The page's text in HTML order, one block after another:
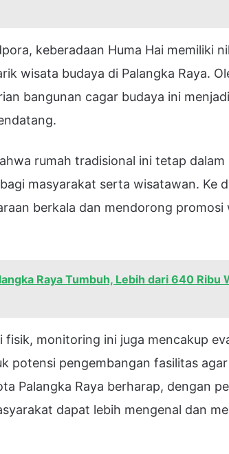
keberadaan Huma Hai memiliki
wisata budaya di Palangka Raya.
bangunan cagar budaya ini
rumah tradisional ini tetap
masyarakat serta wisatawan. Ke
berkala dan mendorong promosi
Raya Tumbuh, Lebih dari 640 Ribu
fisik, monitoring ini juga mencakup
potensi pengembangan fasilitas
Palangka Raya berharap, dengan
dapat lebih mengenal dan